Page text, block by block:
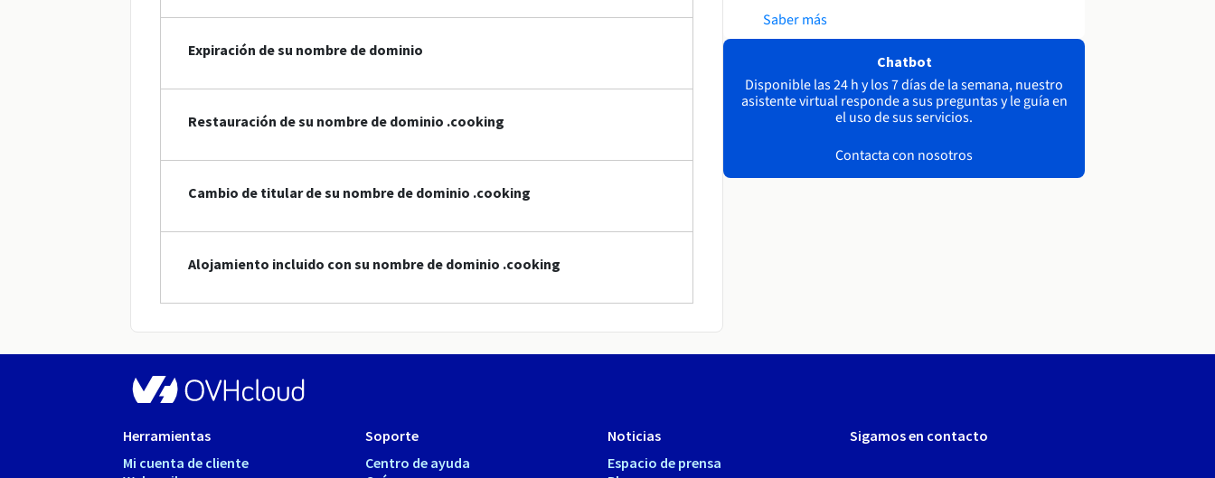
Expiración de su nombre de dominio
Restauración de su nombre de dominio .cooking
Cambio de titular de su nombre de dominio .cooking
Alojamiento incluido con su nombre de dominio .cooking
Saber más
Chatbot
Disponible las 24 h y los 7 días de la semana, nuestro
asistente virtual responde a sus preguntas y le guía en
el uso de sus servicios.
Contacta con nosotros
Herramientas
Mi cuenta de cliente
Soporte
Centro de ayuda
Noticias
Espacio de prensa
Sigamos en contacto